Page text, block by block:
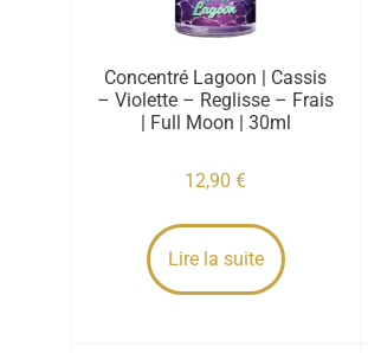
Concentré Lagoon | Cassis
– Violette – Reglisse – Frais
| Full Moon | 30ml
12,90€
Lire la suite